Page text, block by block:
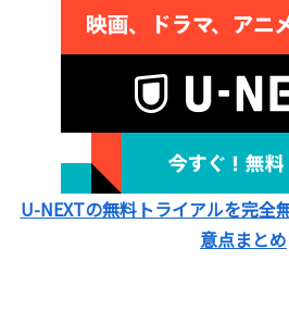
U-NEXTの無料トライアルを完全
意点まとめ